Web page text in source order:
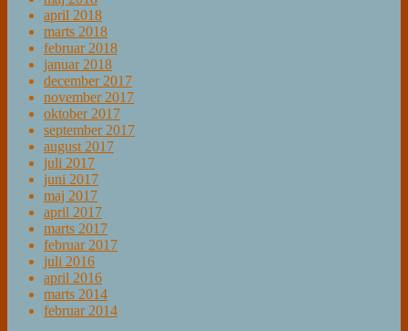
april 2018
marts 2018
februar 2018
januar 2018
december 2017
november 2017
oktober 2017
september 2017
august 2017
juli 2017
juni 2017
maj 2017
april 2017
marts 2017
februar 2017
juli 2016
april 2016
marts 2014
februar 2014